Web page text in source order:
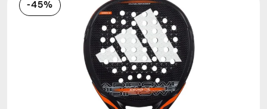
Frågor och svar
Komparator
-45%